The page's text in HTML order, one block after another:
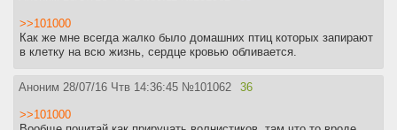
>>101000
Как же мне всегда жалко было домашних птиц которых запирают
в клетку на всю жизнь, сердце кровью обливается.
Аноним 28/07/16 Чтв 14:36:45 №101062 36
>>101000